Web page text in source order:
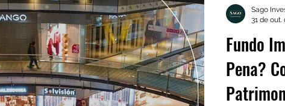
Cursos Frases Dicas CarteiraFundo
Pena?
Sago
31 de out.